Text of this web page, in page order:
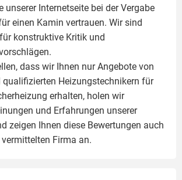
unserer Internetseite bei der Vergabe
einen Kamin vertrauen. Wir sind
konstruktive Kritik und
dass wir Ihnen nur Angebote von
qualifizierten Heizungstechnikern für
erhalten, holen wir
und Erfahrungen unserer
zeigen Ihnen diese Bewertungen auch
Firma an.